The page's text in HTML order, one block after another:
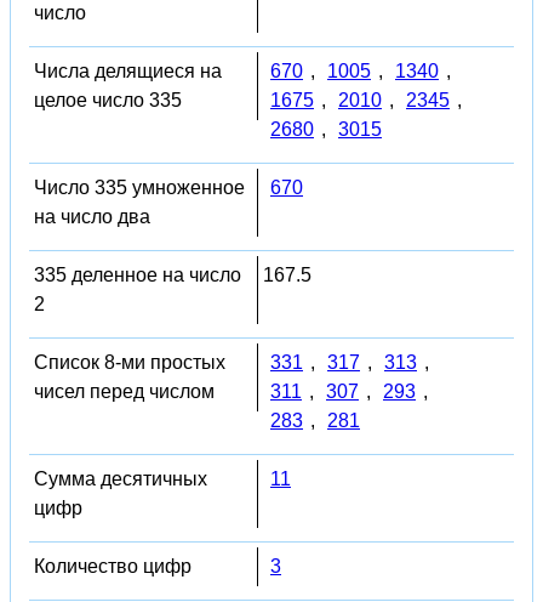
число
Числа делящиеся на
целое число 335
670 , 1005 , 1340 ,
1675 , 2010 , 2345 ,
2680 , 3015
Число 335 умноженное
на число два
670
335 деленное на число
2
167.5
Список 8-ми простых
чисел перед числом
331 , 317 , 313 ,
311 , 307 , 293 ,
283 , 281
Сумма десятичных
цифр
11
Количество цифр 3